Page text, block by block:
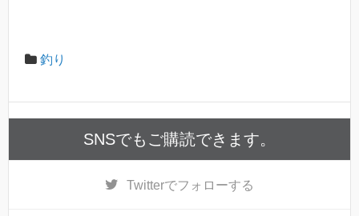
釣り
SNSでもご購読できます。
Twitterでフォローする